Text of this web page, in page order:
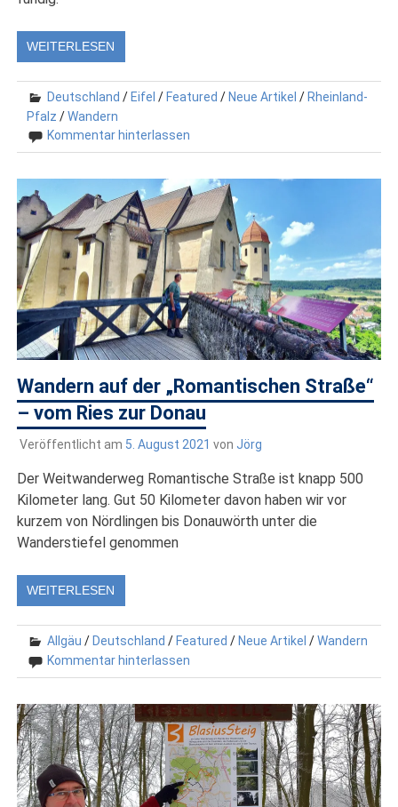
WEITERLESEN
Deutschland / Eifel / Featured / Neue Artikel / Rheinland-
Pfalz /Wandern
Kommentar hinterlassen
Wandern auf der „Romantischen Straße“
– vom Ries zur Donau
Veröffentlicht am 5. August 2021 von Jörg
Der Weitwanderweg Romantische Straße ist knapp 500
Kilometer lang. Gut 50 Kilometer davon haben wir vor
kurzem von Nördlingen bis Donauwörth unter die
Wanderstiefel genommen
WEITERLESEN
Allgäu / Deutschland / Featured / Neue Artikel /Wandern
Kommentar hinterlassen